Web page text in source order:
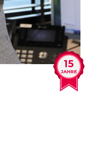
15
JAHRE